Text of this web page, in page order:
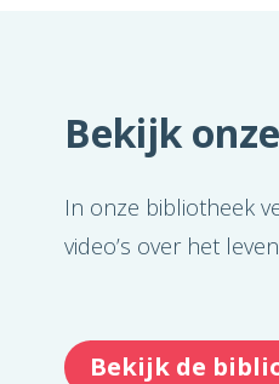
Bekijk
In onze bibliotheek
video’s over het
Bekijk de